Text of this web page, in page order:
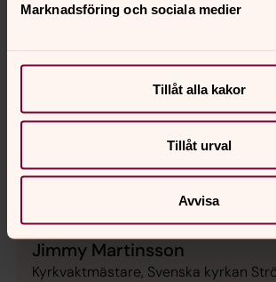
Marknadsföring och sociala medier
Tillåt alla kakor
Tillåt urval
Avvisa
Jimmy Martinsson
Kyrkvaktmästare, Svenska kyrkan